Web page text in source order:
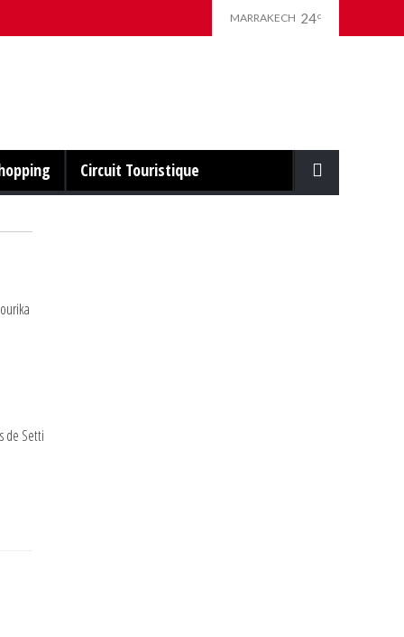
MARRAKECH 24c
Circuit Touristique
de Setti